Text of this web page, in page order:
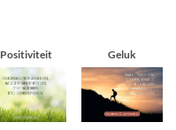
Positiviteit Geluk